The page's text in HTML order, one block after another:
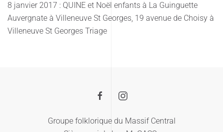
8 janvier 2017 : QUINE et Noël enfants à La Guinguette
Auvergnate à Villeneuve St Georges, 19 avenue de Choisy à
Villeneuve St Georges Triage
Groupe folklorique du Massif Central